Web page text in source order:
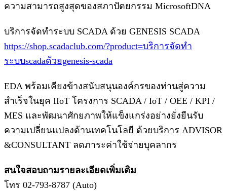
ความสามารถสูงสุดของสภาปัตยกรรม MicrosoftDNA
บริการจัดทำระบบ SCADA ด้วย GENESIS SCADA
https://shop.scadaclub.com/?product=บริการจัดทำ
ระบบscadaด้วยgenesis-scada
EDA พร้อมเคียงข้างสนับสนุนองค์กรของท่านสู่ความ
สำเร็จในยุค IIoT โครงการ SCADA / IoT / OEE / KPI /
MES และพัฒนาศักยภาพให้แข็งแกร่งอย่างยั่งยืนรับ
ความเปลี่ยนแปลงด้านเทคโนโลยี ด้วยบริการ ADVISOR
&CONSULTANT ลดภาระค่าใช้จ่ายบุคลากร
สนใจสอบถามรายละเอียดเพิ่มเติม
โทร 02-793-8787 (Auto)